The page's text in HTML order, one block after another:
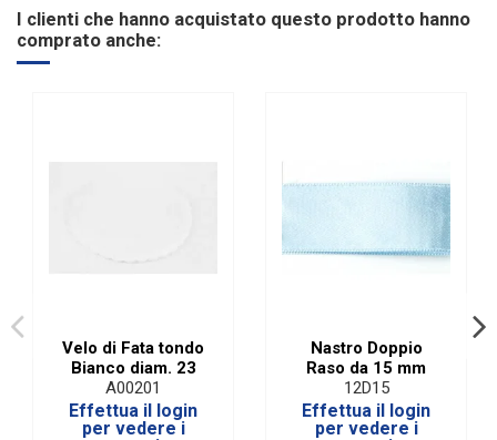
Ingredienti Mandorla
Glutine
I clienti che hanno acquistato questo prodotto hanno
comprato anche:
Velo di Fata tondo
Bianco diam. 23
A00201
Effettua il login
per vedere i
Nastro Doppio
Raso da 15 mm
12D15
Effettua il login
per vedere i